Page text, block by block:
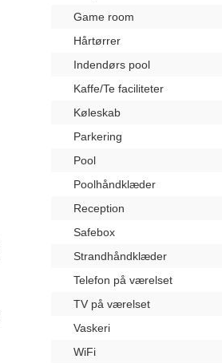
Game room
Hårtørrer
Indendørs pool
Kaffe/Te faciliteter
Køleskab
Parkering
Pool
Poolhåndklæder
Reception
Safebox
Strandhåndklæder
Telefon på værelset
TV på værelset
Vaskeri
WiFi